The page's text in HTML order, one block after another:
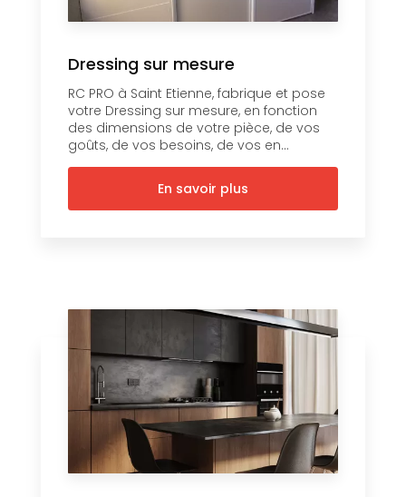
Dressing sur mesure
RC PRO à Saint Etienne, fabrique et pose
votre Dressing sur mesure, en fonction
des dimensions de votre pièce, de vos
goûts, de vos besoins, de vos en...
En savoir plus